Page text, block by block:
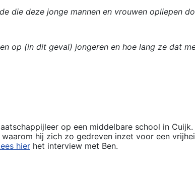
die deze jonge mannen en vrouwen opliepen
op (in dit geval) jongeren en hoe lang ze dat
op een middelbare school in
hij zich zo gedreven inzet voor een
hier het interview met Ben.